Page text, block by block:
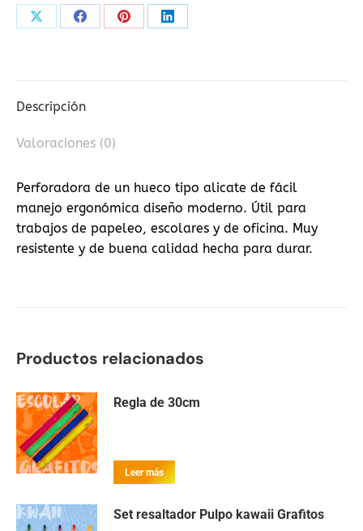
Share Share Share Share
Descripción
Valoraciones (0)
Perforadora de un hueco tipo alicate de fácil
manejo ergonómica diseño moderno. Útil para
trabajos de papeleo, escolares y de oficina. Muy
resistente y de buena calidad hecha para durar.
Productos relacionados
Regla de 30cm
Leer más
Set resaltador Pulpo kawaii Grafitos